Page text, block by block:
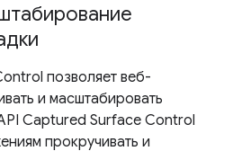
позволяет веб-
и масштабировать
Captured Surface Control
прокручивать и